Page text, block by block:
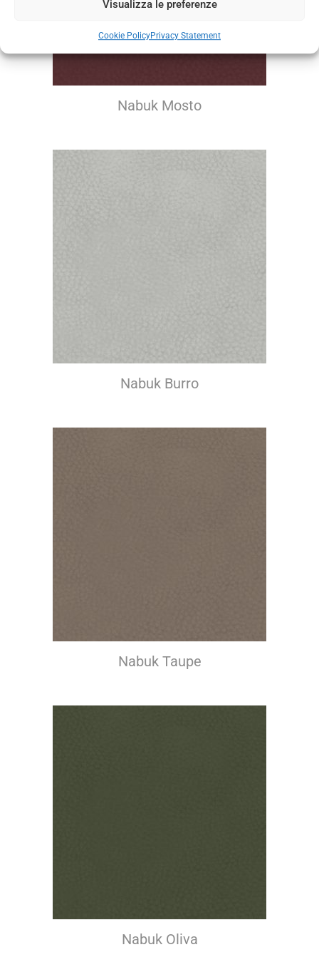
Visualizza le preferenze
Cookie PolicyPrivacy Statement
Nabuk Mosto
Nabuk Burro
Nabuk Taupe
Nabuk Oliva